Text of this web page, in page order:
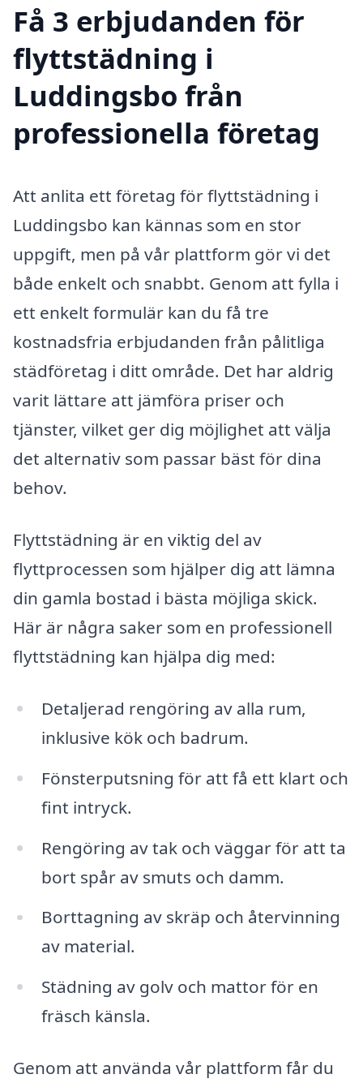
Få 3 erbjudanden för
flyttstädning i
Luddingsbo från
professionella företag
Att anlita ett företag för flyttstädning i
Luddingsbo kan kännas som en stor
uppgift, men på vår plattform gör vi det
både enkelt och snabbt. Genom att fylla i
ett enkelt formulär kan du få tre
kostnadsfria erbjudanden från pålitliga
städföretag i ditt område. Det har aldrig
varit lättare att jämföra priser och
tjänster, vilket ger dig möjlighet att välja
det alternativ som passar bäst för dina
behov.
Flyttstädning är en viktig del av
flyttprocessen som hjälper dig att lämna
din gamla bostad i bästa möjliga skick.
Här är några saker som en professionell
flyttstädning kan hjälpa dig med:
Detaljerad rengöring av alla rum,
inklusive kök och badrum.
Fönsterputsning för att få ett klart och
fint intryck.
Rengöring av tak och väggar för att ta
bort spår av smuts och damm.
Borttagning av skräp och återvinning
av material.
Städning av golv och mattor för en
fräsch känsla.
Genom att använda vår plattform får du